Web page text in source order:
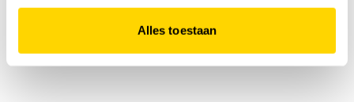
Alles toestaan